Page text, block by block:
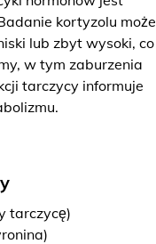
kortyzolu może
lub zbyt wysoki, co
w tym zaburzenia
tarczycy informuje
tarczycę)